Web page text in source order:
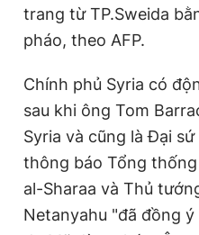
trang từ TP.Sweida
pháo, theo AFP.
Chính phủ Syria có
sau khi ông Tom
Syria và cũng là Đại
thông báo Tổng
al-Sharaa và Thủ
Netanyahu "đã đồng